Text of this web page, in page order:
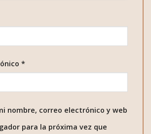
*
nombre, correo electrónico y web
para la próxima vez que